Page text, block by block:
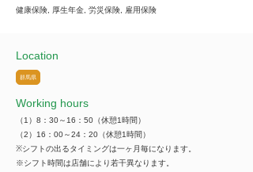
健康保険, 厚生年金, 労災保険, 雇用保険
Location
群馬県
Working hours
（1）8：30～16：50（休憩1時間）
（2）16：00～24：20（休憩1時間）
※シフトの出るタイミングは一ヶ月毎になります。
※シフト時間は店舗により若干異なります。